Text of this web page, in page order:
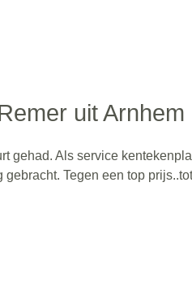
uit Arnhem
gehad. Als service
Tegen een top